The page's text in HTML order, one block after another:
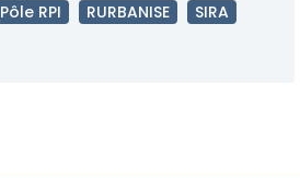
Pôle RPI RURBANISE
SIRA